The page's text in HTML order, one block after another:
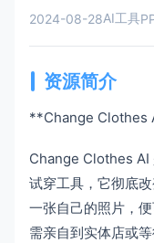
2024-08-28AI工具
资源简介
**Change Clothes
Change Clothes AI
试穿工具，它彻底
一张自己的照片，
需亲自到实体店或等